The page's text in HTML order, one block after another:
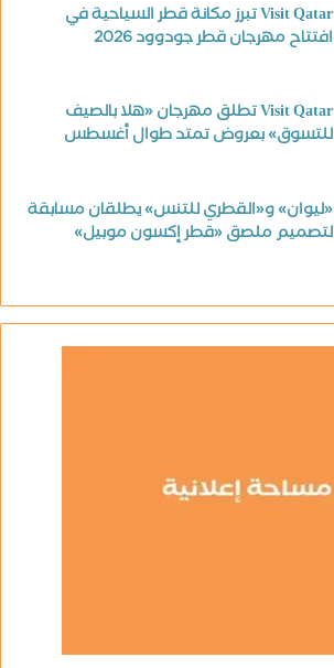
Visit Qatar تبرز مكانة قطر السياحية في
افتتاح مهرجان قطر جودوود 2026
Visit Qatar تطلق مهرجان «هلا بالصيف
للتسوق» بعروض تمتد طوال أغسطس
«ليوان» و«القطري للتنس» يطلقان مسابقة
لتصميم ملصق «قطر إكسون موبيل»